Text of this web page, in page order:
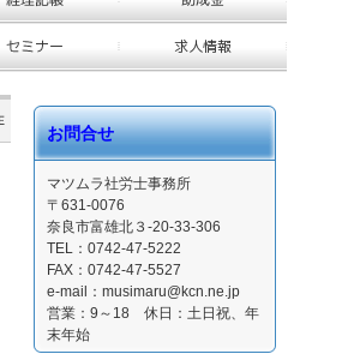
お問合せ
マツムラ社労士事務所
〒631-0076
奈良市富雄北３-20-33-306
TEL：0742-47-5222
FAX：0742-47-5527
e-mail：musimaru@kcn.ne.jp
営業：9～18 休日：土日祝、年
末年始